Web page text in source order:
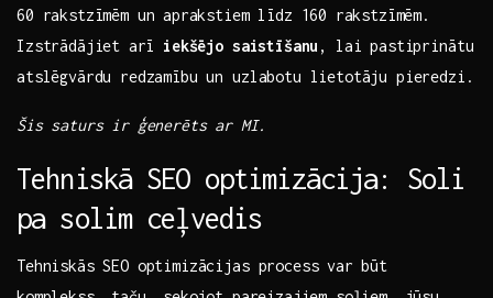
60 rakstzīmēm un ⁤aprakstiem‍ līdz 160⁤ rakstzīmēm.⁢
Izstrādājiet ⁤arī iekšējo saistīšanu , lai pastiprinātu
atslēgvārdu redzamību un​ uzlabotu lietotāju pieredzi.
Šis saturs ir ģenerēts ‌ar⁣ MI.
Tehniskā SEO optimizācija: Soli
pa solim ceļvedis
Tehniskās SEO optimizācijas process ⁢var būt